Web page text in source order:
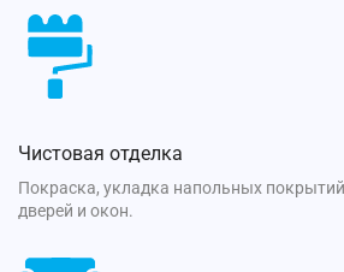
Чистовая отделка
Покраска, укладка напольных
дверей и окон.